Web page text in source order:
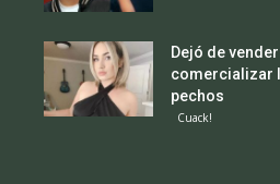
Dejó de
comercializar
pechos
Cuack!